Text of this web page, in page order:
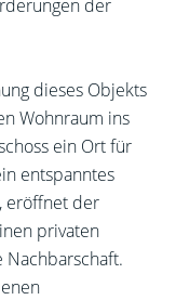
der
dieses Objekts
Wohnraum ins
ein Ort für
entspanntes
eröffnet der
privaten